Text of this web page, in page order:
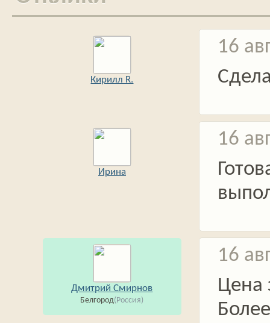
Кирилл R.
16
Ирина
16
Дмитрий Смирнов
Белгород(Россия)
16
Цена